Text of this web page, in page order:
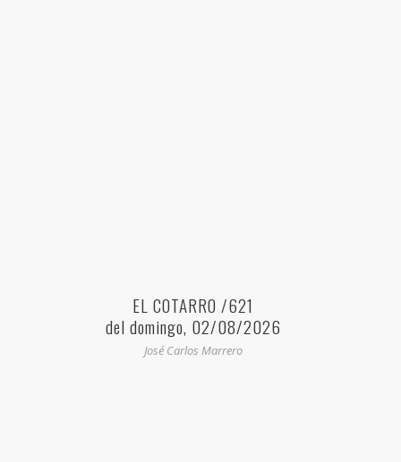
EL COTARRO /621
del domingo, 02/08/2026
José Carlos Marrero